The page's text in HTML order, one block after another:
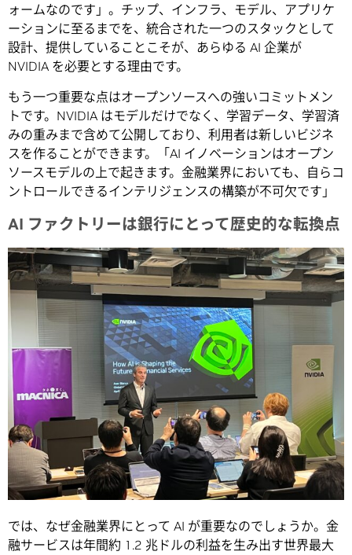
ォームなのです」。チップ、インフラ、モデル、アプリケ
ーションに至るまでを、統合された一つのスタックとして
設計、提供していることこそが、あらゆる AI 企業が
NVIDIA を必要とする理由です。
もう一つ重要な点はオープンソースへの強いコミットメン
トです。NVIDIA はモデルだけでなく、学習データ、学習済
みの重みまで含めて公開しており、利用者は新しいビジネ
スを作ることができます。「AI イノベーションはオープン
ソースモデルの上で起きます。金融業界においても、自らコ
ントロールできるインテリジェンスの構築が不可欠です」
AI ファクトリーは銀行にとって歴史的な転換点
では、なぜ金融業界にとって AI が重要なのでしょうか。金
融サービスは年間約 1.2 兆ドルの利益を生み出す世界最大